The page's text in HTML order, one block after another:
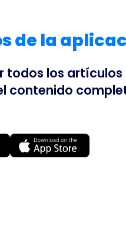
de la
todos los
contenido